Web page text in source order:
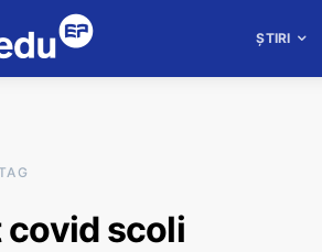
ȘTIRI
scoli